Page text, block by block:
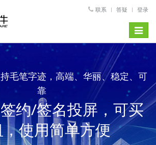
联系 答疑 登录
Toggle
毛笔字迹，高端、华丽、稳定、可
靠
约/签名投屏，可买
使用简单方便